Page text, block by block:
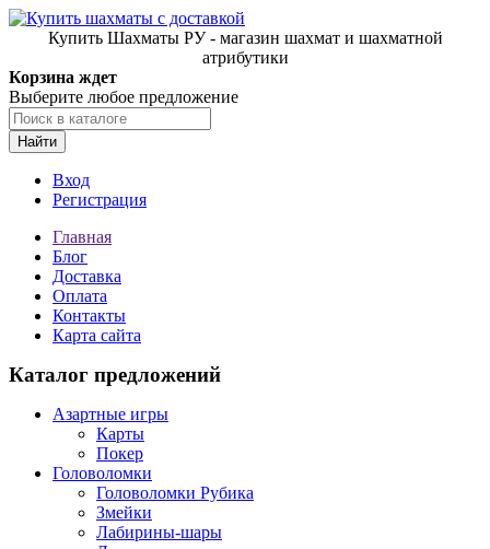
Купить Шахматы РУ - магазин шахмат и шахматной
атрибутики
Корзина ждет
Выберите любое предложение
Найти
Вход
Регистрация
Главная
Блог
Доставка
Оплата
Контакты
Карта сайта
Каталог предложений
Азартные игры
Карты
Покер
Головоломки
Головоломки Рубика
Змейки
Лабирины-шары